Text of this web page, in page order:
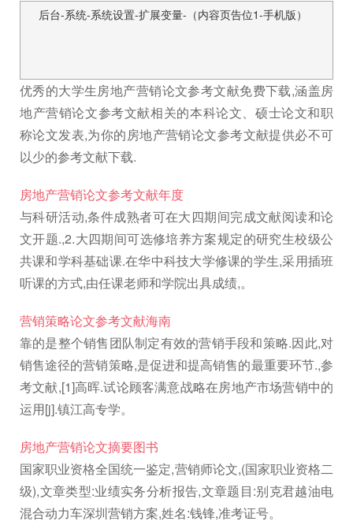
后台-系统-系统设置-扩展变量-（内容页告位1-手机版）
优秀的大学生房地产营销论文参考文献免费下载,涵盖房
地产营销论文参考文献相关的本科论文、硕士论文和职
称论文发表,为你的房地产营销论文参考文献提供必不可
以少的参考文献下载.
房地产营销论文参考文献年度
与科研活动,条件成熟者可在大四期间完成文献阅读和论
文开题.,2.大四期间可选修培养方案规定的研究生校级公
共课和学科基础课.在华中科技大学修课的学生,采用插班
听课的方式,由任课老师和学院出具成绩,。
营销策略论文参考文献海南
靠的是整个销售团队制定有效的营销手段和策略.因此,对
销售途径的营销策略,是促进和提高销售的最重要环节., 参
考文献,[1]高晖.试论顾客满意战略在房地产市场营销中的
运用[j].镇江高专学。
房地产营销论文摘要图书
国家职业资格全国统一鉴定,营销师论文,(国家职业资格二
级),文章类型:业绩实务分析报告,文章题目:别克君越油电
混合动力车深圳营销方案,姓名:钱锋,准考证号。